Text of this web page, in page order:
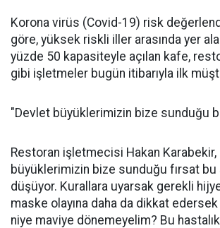
Korona virüs (Covid-19) risk
göre, yüksek riskli iller arasında yer
yüzde 50 kapasiteyle açılan kafe,
gibi işletmeler bugün itibarıyla ilk
"Devlet büyüklerimizin bize sunduğu
Restoran işletmecisi Hakan
büyüklerimizin bize sunduğu fırsat
düşüyor. Kurallara uyarsak gerekli
maske olayına daha da dikkat
niye maviye dönemeyelim? Bu